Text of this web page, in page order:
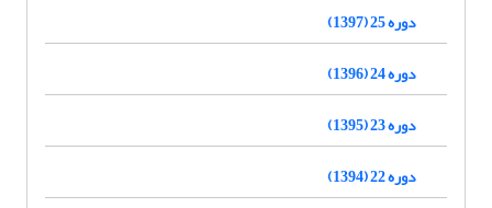
دوره 25 (1397)
دوره 24 (1396)
دوره 23 (1395)
دوره 22 (1394)